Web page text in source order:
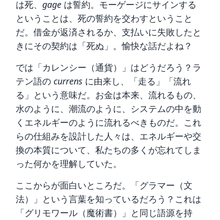
は死、 gage は誓約。モーゲージにサインする
ということは、死の誓約を交わすということ
だ。借金が返済されるか、支払いに失敗したと
きにその契約は「死ぬ」。愉快な話だよね？
では「カレンシー（通貨）」はどうだろう？ラ
テン語の currens に由来し、「走る」「流れ
る」という意味だ。お金は本来、流れるもの、
水のように、潮流のように、システムの中を動
くエネルギーのように流れるべきものだ。これ
らの仕組みを設計した人々は、エネルギーや交
換の本質について、私たちの多くが忘れてしま
った何かを理解していた。
ここからが面白いところだ。「グラマー（文
法）」という言葉を知っているだろう？これは
「グリモワール（魔術書）」と同じ語源を持